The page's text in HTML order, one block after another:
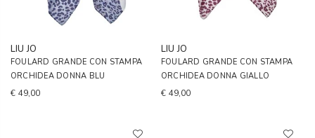
LIU JO
FOULARD GRANDE CON STAMPA
ORCHIDEA DONNA BLU
€ 49,00
LIU JO
FOULARD GRANDE CON STAMPA
ORCHIDEA DONNA GIALLO
€ 49,00